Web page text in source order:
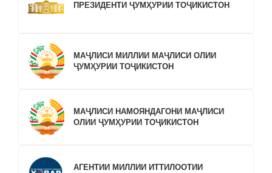
ПРЕЗИДЕНТИ ҶУМҲУРИИ ТОҶИКИСТОН
МАҶЛИСИ МИЛЛИИ МАҶЛИСИ ОЛИИ
ҶУМҲУРИИ ТОҶИКИСТОН
МАҶЛИСИ НАМОЯНДАГОНИ МАҶЛИСИ
ОЛИИ ҶУМҲУРИИ ТОҶИКИСТОН
АГЕНТИИ МИЛЛИИ ИТТИЛООТИИ